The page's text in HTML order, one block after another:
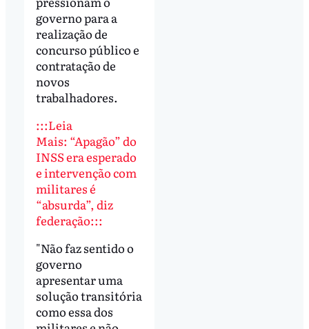
governo para a
realização de
concurso público e
contratação de
novos
trabalhadores.
:::Leia
Mais: “Apagão” do
INSS era esperado
e intervenção com
militares é
“absurda”, diz
federação:::
"Não faz sentido o
governo
apresentar uma
solução transitória
como essa dos